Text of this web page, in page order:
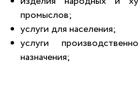
промыслов;
услуги для населения;
услуги
назначения;